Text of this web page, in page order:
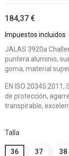
184,37 €
Impuestos incluidos
JALAS 3920a
puntera aluminio,
goma, material
EN ISO 20345:2011,
de protección,
transpirable,
Talla
36 37 38